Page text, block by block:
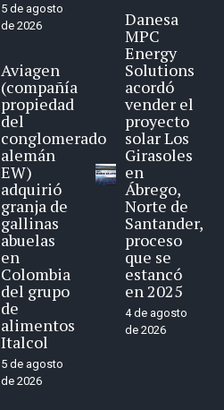
5 de agosto
de 2026
Aviagen
(compañía
propiedad
del
conglomerado
alemán
EW)
adquirió
granja de
gallinas
abuelas
en
Colombia
del grupo
de
alimentos
Italcol
5 de agosto
de 2026
Danesa
MPC
Energy
Solutions
acordó
vender el
proyecto
solar Los
Girasoles
en
Ábrego,
Norte de
Santander,
proceso
que se
estancó
en 2025
4 de agosto
de 2026